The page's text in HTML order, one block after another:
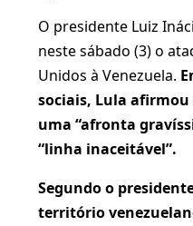
O presidente Luiz
neste sábado (3) o
Unidos à Venezuela.
sociais, Lula afirmou
uma “afronta
“linha inaceitável”.
Segundo o
território